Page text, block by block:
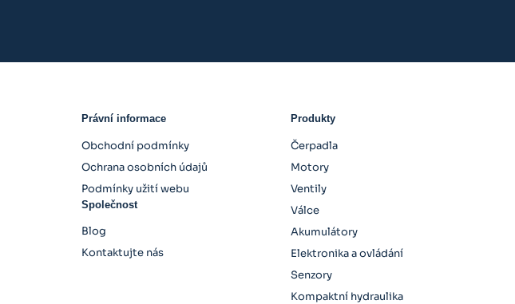
Právní informace
Obchodní podmínky
Ochrana osobních údajů
Podmínky užití webu
Společnost
Blog
Kontaktujte nás
Produkty
Čerpadla
Motory
Ventily
Válce
Akumulátory
Elektronika a ovládání
Senzory
Kompaktní hydraulika